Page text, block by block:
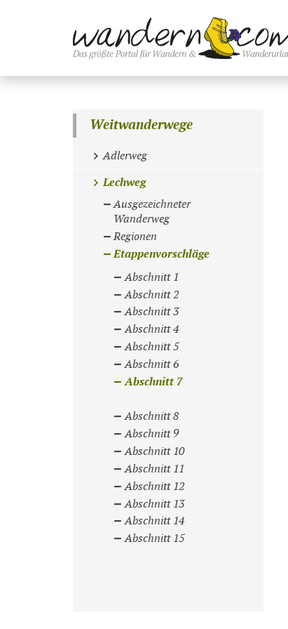
Weitwanderwege
Adlerweg
Lechweg
Ausgezeichneter
Wanderweg
Regionen
Etappenvorschläge
Abschnitt 1
Abschnitt 2
Abschnitt 3
Abschnitt 4
Abschnitt 5
Abschnitt 6
Abschnitt 7
Abschnitt 8
Abschnitt 9
Abschnitt 10
Abschnitt 11
Abschnitt 12
Abschnitt 13
Abschnitt 14
Abschnitt 15